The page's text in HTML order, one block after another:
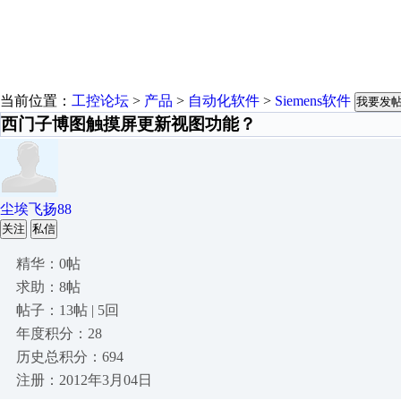
当前位置： 工控论坛 > 产品 > 自动化软件 > Siemens软件 我要发
西门子博图触摸屏更新视图功能？
尘埃飞扬88
关注 私信
精华：0帖
求助：8帖
帖子：13帖 | 5回
年度积分：28
历史总积分：694
注册：2012年3月04日